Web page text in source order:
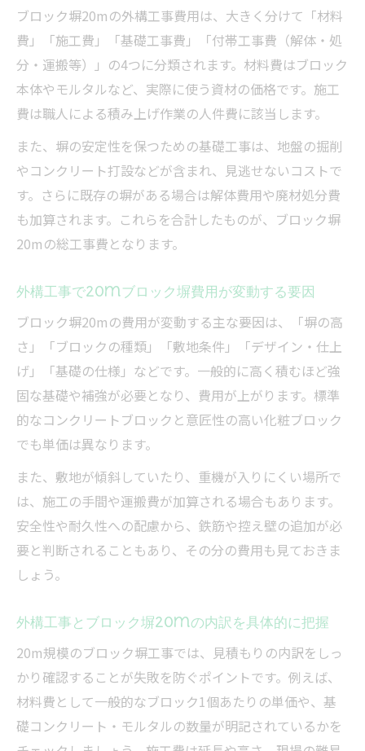
ブロック塀20mの外構工事費用は、大きく分けて「材料
費」「施工費」「基礎工事費」「付帯工事費（解体・処
分・運搬等）」の4つに分類されます。材料費はブロック
本体やモルタルなど、実際に使う資材の価格です。施工
費は職人による積み上げ作業の人件費に該当します。
また、塀の安定性を保つための基礎工事は、地盤の掘削
やコンクリート打設などが含まれ、見逃せないコストで
す。さらに既存の塀がある場合は解体費用や廃材処分費
も加算されます。これらを合計したものが、ブロック塀
20mの総工事費となります。
外構工事で20mブロック塀費用が変動する要因
ブロック塀20mの費用が変動する主な要因は、「塀の高
さ」「ブロックの種類」「敷地条件」「デザイン・仕上
げ」「基礎の仕様」などです。一般的に高く積むほど強
固な基礎や補強が必要となり、費用が上がります。標準
的なコンクリートブロックと意匠性の高い化粧ブロック
でも単価は異なります。
また、敷地が傾斜していたり、重機が入りにくい場所で
は、施工の手間や運搬費が加算される場合もあります。
安全性や耐久性への配慮から、鉄筋や控え壁の追加が必
要と判断されることもあり、その分の費用も見ておきま
しょう。
外構工事とブロック塀20mの内訳を具体的に把握
20m規模のブロック塀工事では、見積もりの内訳をしっ
かり確認することが失敗を防ぐポイントです。例えば、
材料費として一般的なブロック1個あたりの単価や、基
礎コンクリート・モルタルの数量が明記されているかを